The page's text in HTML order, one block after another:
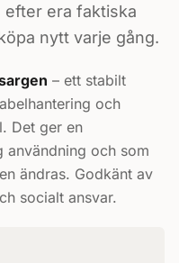
efter era faktiska
nytt varje gång.
– ett stabilt
och
Det ger en
användning och som
ändras. Godkänt av
socialt ansvar.